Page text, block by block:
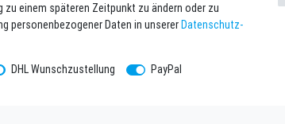
einem späteren Zeitpunkt zu ändern oder zu
personenbezogener Daten in unsererDaten­schutz­
DHL Wunschzustellung
PayPal